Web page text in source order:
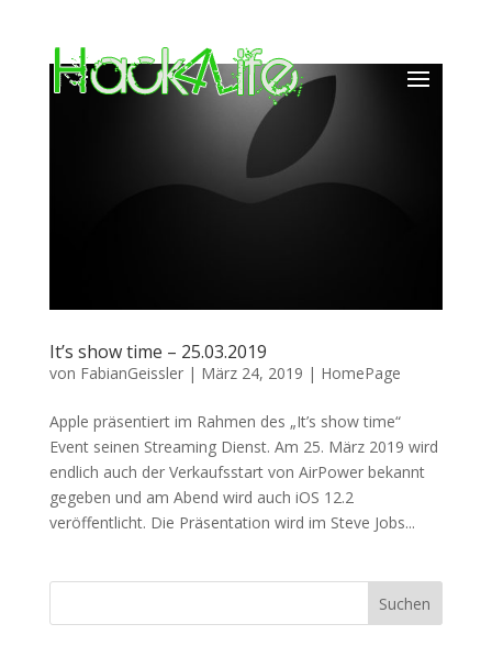
It’s show time – 25.03.2019
von FabianGeissler| März 24, 2019 | HomePage
Apple präsentiert im Rahmen des „It’s show time“
Event seinen Streaming Dienst. Am 25. März 2019 wird
endlich auch der Verkaufsstart von AirPower bekannt
gegeben und am Abend wird auch iOS 12.2
veröffentlicht. Die Präsentation wird im Steve Jobs...